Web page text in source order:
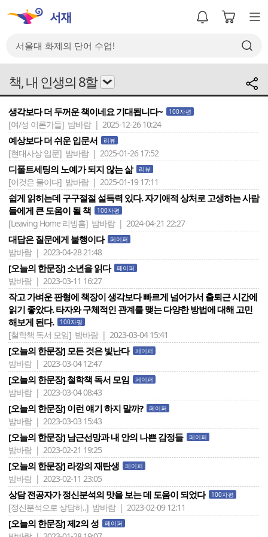
책, 내 인생의 8할
생각보다 더 두꺼운 책이네요 기대됩니다~ 100자평
[여/성 이론가들] 밤바람 | 2025-12-26 10:24
예상보다 더 쉬운 입문서 리뷰
[현대사상 입문] 밤바람 | 2025-01-26 17:52
디폴트세팅의 노예가 되지 않는 삶 리뷰
[이것은 물이다] 밤바람 | 2025-01-19 17:11
쉽게 읽히는데 구구절절 설득력 있다. 자기애적 상처로 고생하는 사람
들에게 큰 도움이 될 책
100자평
[Leaving Home 리빙홈] 밤바람 | 2024-04-21 22:27
대답은 질문에게 불행이다 페이퍼
밤바람 | 2023-04-28 21:48
[오늘의 한문장] 소년을 읽다 페이퍼
밤바람 | 2023-03-11 16:27
작고 가벼운 판형에 책장이 생각보다 빠르게 넘어가서 출퇴근 시간에
읽기 좋았다. 타자와 구체적인 관계를 맺는 다양한 방법에 대해 고민
해보게 된다.
100자평
[철학책 독서 모임] 밤바람 | 2023-03-04 15:41
[오늘의 한문장] 모든 것은 빛난다 페이퍼
밤바람 | 2023-03-04 12:47
[오늘의 한문장] 철학책 독서 모임 페이퍼
밤바람 | 2023-03-04 08:43
[오늘의 한문장] 이런 얘기 하지 말까? 페이퍼
밤바람 | 2023-03-03 15:43
[오늘의 한문장] 남근선망과 내 안의 나쁜 감정들 페이퍼
밤바람 | 2023-02-21 19:25
[오늘의 한문장] 라깡의 재탄생 페이퍼
밤바람 | 2023-02-11 23:05
상담 전공자가 정신분석의 맛을 보는 데 도움이 되었다 100자평
[정신분석으로 상담하..] 밤바람 | 2023-02-09 12:11
[오늘의 한문장] 제2의 성 페이퍼